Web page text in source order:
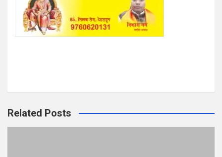
Related Posts